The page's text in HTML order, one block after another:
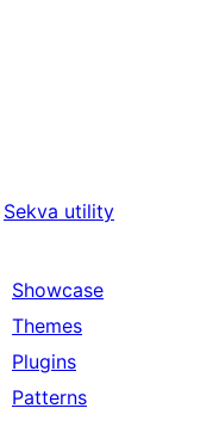
Sekva utility
Showcase
Themes
Plugins
Patterns